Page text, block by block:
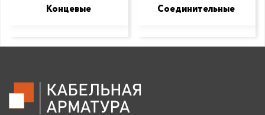
Концевые Соединительные